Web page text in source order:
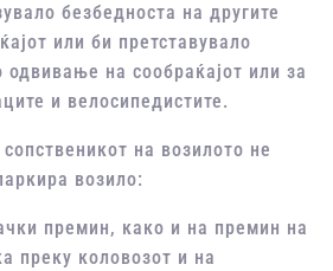
безбедноста на другите
или би претставувало
на сообраќајот или за
и велосипедистите.
на возилото не
возило:
премин, како и на премин на
преку коловозот и на